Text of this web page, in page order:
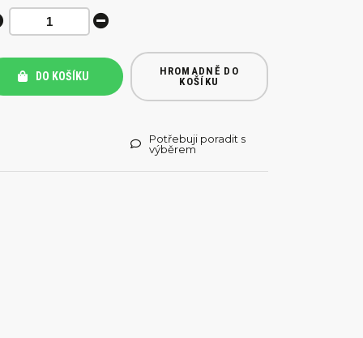
DO KOŠÍKU
HROMADNĚ DO
KOŠÍKU
Potřebuji poradit s
výběrem